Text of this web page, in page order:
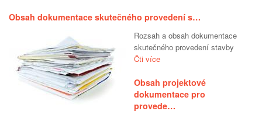
Obsah dokumentace skutečného provedení s…
Rozsah a obsah dokumentace
skutečného provedení stavby
Čti více
Obsah projektové
dokumentace pro
provede…